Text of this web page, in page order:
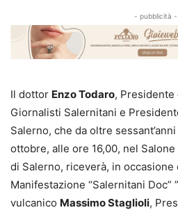
- pubblicità -
Il dottor Enzo Todaro, Presidente
Giornalisti Salernitani e
Salerno, che da oltre
ottobre, alle ore 16,00, nel
di Salerno, riceverà, in occasione
Manifestazione “Salernitani Doc”
vulcanico Massimo Staglioli,